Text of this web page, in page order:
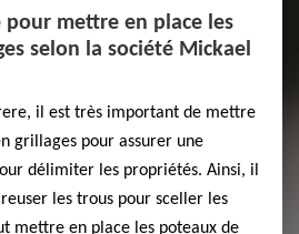
mettre en place les
selon la société Mickael
il est très important de mettre
grillages pour assurer une
délimiter les propriétés. Ainsi, il
les trous pour sceller les
mettre en place les poteaux de